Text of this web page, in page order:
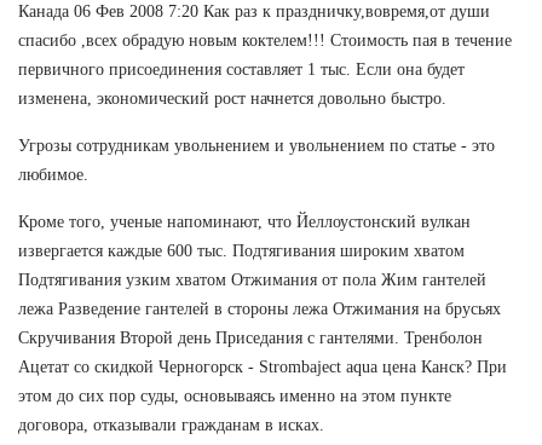
Канада 06 Фев 2008 7:20 Как раз к праздничку,вовремя,от души
спасибо ,всех обрадую новым коктелем!!! Стоимость пая в течение
первичного присоединения составляет 1 тыс. Если она будет
изменена, экономический рост начнется довольно быстро.
Угрозы сотрудникам увольнением и увольнением по статье - это
любимое.
Кроме того, ученые напоминают, что Йеллоустонский вулкан
извергается каждые 600 тыс. Подтягивания широким хватом
Подтягивания узким хватом Отжимания от пола Жим гантелей
лежа Разведение гантелей в стороны лежа Отжимания на брусьях
Скручивания Второй день Приседания с гантелями. Тренболон
Ацетат со скидкой Черногорск - Strombaject aqua цена Канск? При
этом до сих пор суды, основываясь именно на этом пункте
договора, отказывали гражданам в исках.